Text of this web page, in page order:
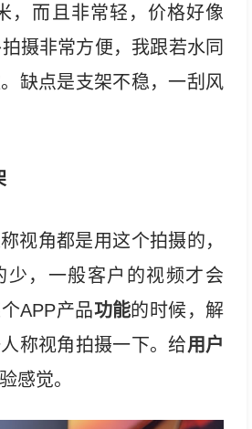
，而且非常轻，价格好像
摄非常方便，我跟若水同
缺点是支架不稳，一刮风
视角都是用这个拍摄的，
少，一般客户的视频才会
APP产品功能的时候，解
称视角拍摄一下。给用户
感觉。